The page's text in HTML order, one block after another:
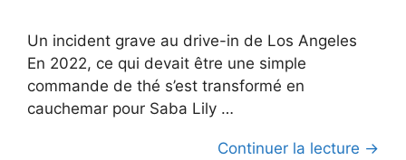
Un incident grave au drive-in de Los Angeles
En 2022, ce qui devait être une simple
commande de thé s’est transformé en
cauchemar pour Saba Lily …
Continuer la lecture →